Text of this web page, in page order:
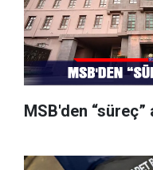
MSB'den “süreç”